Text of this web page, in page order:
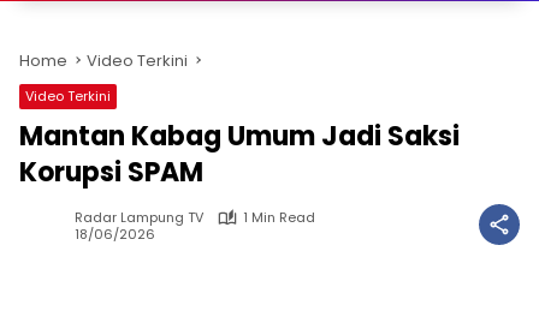
Home Video Terkini
Video Terkini
Mantan Kabag Umum Jadi Saksi
Korupsi SPAM
Radar Lampung TV
1 Min Read
18/06/2026